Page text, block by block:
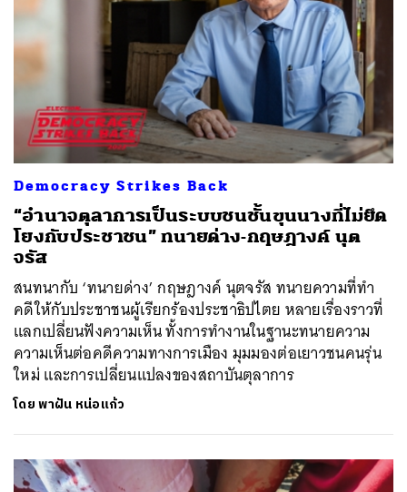
Democracy Strikes Back
“อำนาจตุลาการเป็นระบบชนชั้นขุนนางที่ไม่ยึด
โยงกับประชาชน” ทนายด่าง-กฤษฎางค์ นุต
จรัส
สนทนากับ ‘ทนายด่าง’ กฤษฎางค์ นุตจรัส ทนายความที่ทำ
คดีให้กับประชาชนผู้เรียกร้องประชาธิปไตย หลายเรื่องราวที่
แลกเปลี่ยนฟังความเห็น ทั้งการทำงานในฐานะทนายความ
ความเห็นต่อคดีความทางการเมือง มุมมองต่อเยาวชนคนรุ่น
ใหม่ และการเปลี่ยนแปลงของสถาบันตุลาการ
โดยพาฝัน หน่อแก้ว
SHARE TWEET LINE EMAIL